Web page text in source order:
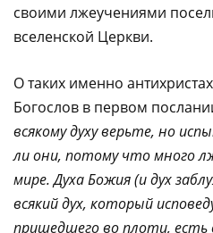
своими лжеучениями
вселенской Церкви.
О таких именно
Богослов в первом
всякому духу верьте, но
ли они, потому что много
мире. Духа Божия (и дух
всякий дух, который
пришедшего во плоти, есть